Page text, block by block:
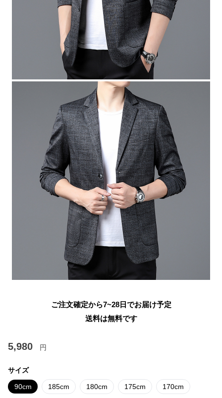
ご注文確定から7~28日でお届け予定
送料は無料です
5,980 円
サイズ
90cm 185cm 180cm 175cm 170cm